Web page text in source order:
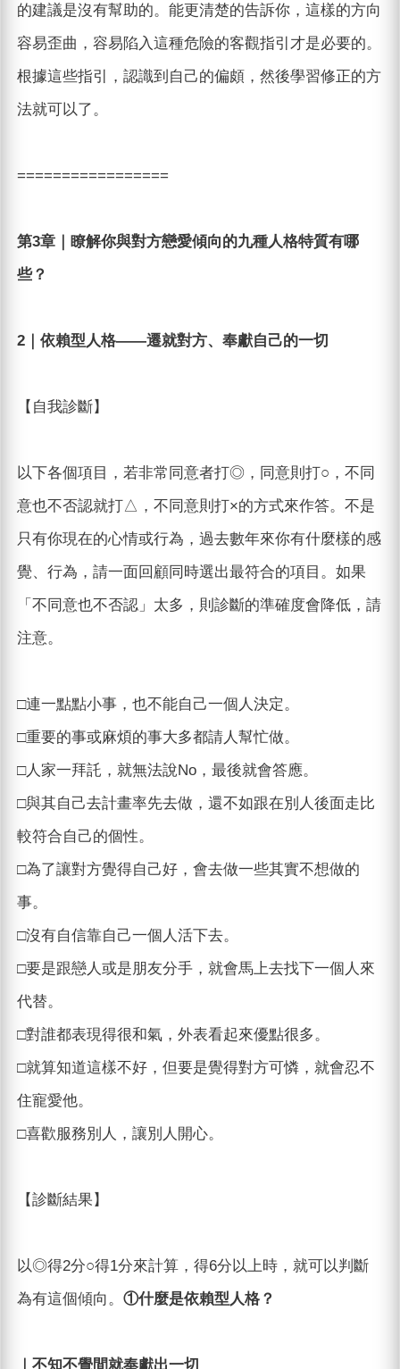
的建議是沒有幫助的。能更清楚的告訴你，這樣的方向
容易歪曲，容易陷入這種危險的客觀指引才是必要的。
根據這些指引，認識到自己的偏頗，然後學習修正的方
法就可以了。
=================
第3章｜瞭解你與對方戀愛傾向的九種人格特質有哪
些？
2｜依賴型人格——遷就對方、奉獻自己的一切
【自我診斷】
以下各個項目，若非常同意者打◎，同意則打○，不同
意也不否認就打△，不同意則打×的方式來作答。不是
只有你現在的心情或行為，過去數年來你有什麼樣的感
覺、行為，請一面回顧同時選出最符合的項目。如果
「不同意也不否認」太多，則診斷的準確度會降低，請
注意。
□連一點點小事，也不能自己一個人決定。
□重要的事或麻煩的事大多都請人幫忙做。
□人家一拜託，就無法說No，最後就會答應。
□與其自己去計畫率先去做，還不如跟在別人後面走比
較符合自己的個性。
□為了讓對方覺得自己好，會去做一些其實不想做的
事。
□沒有自信靠自己一個人活下去。
□要是跟戀人或是朋友分手，就會馬上去找下一個人來
代替。
□對誰都表現得很和氣，外表看起來優點很多。
□就算知道這樣不好，但要是覺得對方可憐，就會忍不
住寵愛他。
□喜歡服務別人，讓別人開心。
【診斷結果】
以◎得2分○得1分來計算，得6分以上時，就可以判斷
為有這個傾向。 ①什麼是依賴型人格？
｜不知不覺間就奉獻出一切